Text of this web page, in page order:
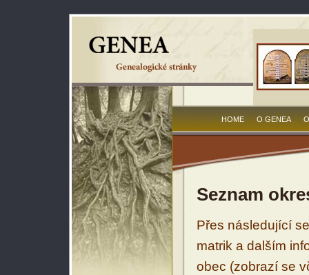
HOME O GENEA
Seznam
Přes následující
matrik a dalším
obec (zobrazí se